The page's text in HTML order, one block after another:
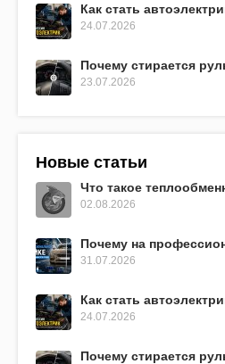
Как стать
24.07.2026
Почему стирается
23.07.2026
Новые статьи
Что такое
02.08.2026
Почему на
31.07.2026
Как стать
24.07.2026
Почему стирается